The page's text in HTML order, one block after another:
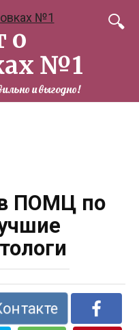
о
№1
и выгодно!
ПОМЦ по